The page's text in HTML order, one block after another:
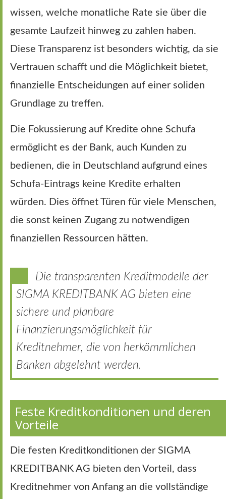
wissen, welche monatliche Rate sie über die
gesamte Laufzeit hinweg zu zahlen haben.
Diese Transparenz ist besonders wichtig, da sie
Vertrauen schafft und die Möglichkeit bietet,
finanzielle Entscheidungen auf einer soliden
Grundlage zu treffen.
Die Fokussierung auf Kredite ohne Schufa
ermöglicht es der Bank, auch Kunden zu
bedienen, die in Deutschland aufgrund eines
Schufa-Eintrags keine Kredite erhalten
würden. Dies öffnet Türen für viele Menschen,
die sonst keinen Zugang zu notwendigen
finanziellen Ressourcen hätten.
Die transparenten Kreditmodelle der
SIGMA KREDITBANK AG bieten eine
sichere und planbare
Finanzierungsmöglichkeit für
Kreditnehmer, die von herkömmlichen
Banken abgelehnt werden.
Feste Kreditkonditionen und deren
Vorteile
Die festen Kreditkonditionen der SIGMA
KREDITBANK AG bieten den Vorteil, dass
Kreditnehmer von Anfang an die vollständige